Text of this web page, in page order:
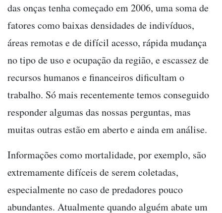
das onças tenha começado em 2006, uma soma de
fatores como baixas densidades de indivíduos,
áreas remotas e de difícil acesso, rápida mudança
no tipo de uso e ocupação da região, e escassez de
recursos humanos e financeiros dificultam o
trabalho. Só mais recentemente temos conseguido
responder algumas das nossas perguntas, mas
muitas outras estão em aberto e ainda em análise.
Informações como mortalidade, por exemplo, são
extremamente difíceis de serem coletadas,
especialmente no caso de predadores pouco
abundantes. Atualmente quando alguém abate um